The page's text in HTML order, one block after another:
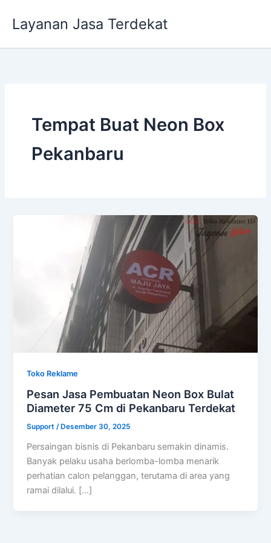
Layanan Jasa Terdekat
Tempat Buat Neon Box
Pekanbaru
Toko Reklame
Pesan Jasa Pembuatan Neon Box Bulat
Diameter 75 Cm di Pekanbaru Terdekat
Support/ Desember 30, 2025
Persaingan bisnis di Pekanbaru semakin dinamis.
Banyak pelaku usaha berlomba-lomba menarik
perhatian calon pelanggan, terutama di area yang
ramai dilalui. […]